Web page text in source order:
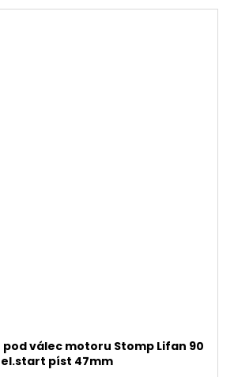
válec motoru Stomp Lifan 90
el.start píst 47mm